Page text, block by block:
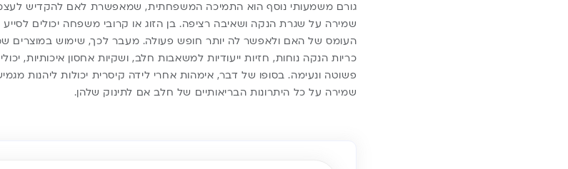
גורם משמעותי נוסף הוא התמיכה המשפחתית, שמאפשרת לאם להקדיש
שמירה על שגרת הנקה ושאיבה רציפה. בן הזוג או קרובי משפחה יכולים
העומס של האם ולאפשר לה יותר חופש פעולה. מעבר לכך, שימוש במוצרים
כריות הנקה נוחות, חזיות ייעודיות למשאבות חלב, ושקיות אחסון איכותיות,
פשוטה ונעימה. בסופו של דבר, אימהות אחרי לידה קיסרית יכולות ליהנות
שמירה על כל היתרונות הבריאותיים של חלב אם לתינוק שלהן.